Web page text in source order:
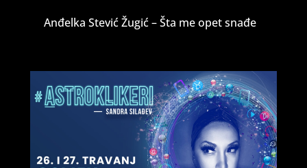
Anđelka Stević Žugić – Šta me opet snađe